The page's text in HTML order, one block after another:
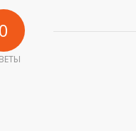
0